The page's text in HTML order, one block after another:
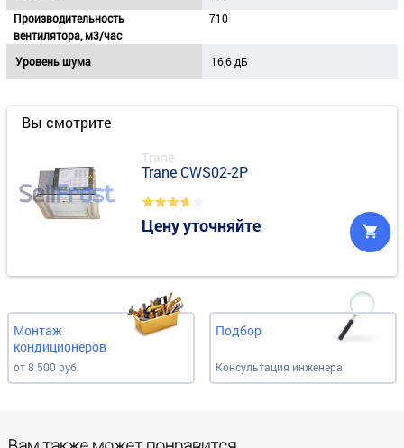
Производительность
вентилятора, м3/час
710
Уровень шума 16,6 дБ
Вы смотрите
Trane
Trane CWS02-2P
Цену уточняйте
Монтаж
кондиционеров
от 8 500 руб.
Подбор
Консультация инженера